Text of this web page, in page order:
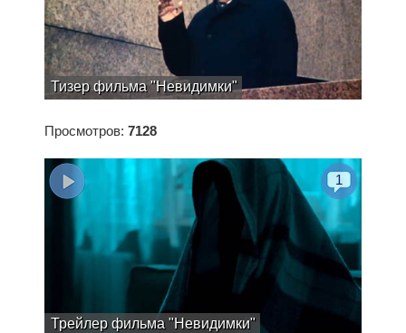
Тизер фильма "Невидимки"
Просмотров: 7128
Трейлер фильма "Невидимки"
1